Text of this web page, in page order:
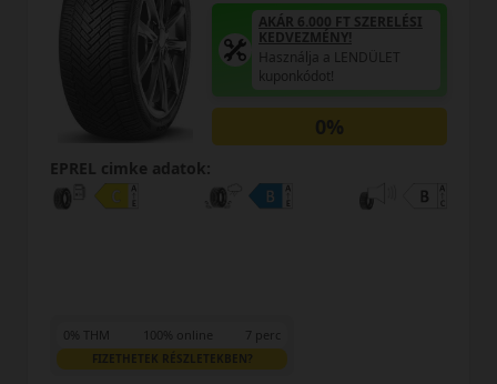
AKÁR 6.000 FT SZERELÉSI
KEDVEZMÉNY!
Használja a LENDÜLET
kuponkódot!
0%
EPREL cimke adatok:
0% THM 100% online 7 perc
FIZETHETEK RÉSZLETEKBEN?